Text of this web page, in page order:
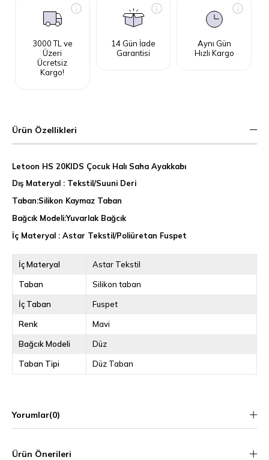
3000 TL ve
Üzeri
Ücretsiz
Kargo!
14 Gün İade
Garantisi
Aynı Gün
Hızlı Kargo
Ürün Özellikleri
Letoon HS 20KIDS Çocuk Halı Saha Ayakkabı
Dış Materyal : Tekstil/Suuni Deri
Taban:Silikon Kaymaz Taban
Bağcık Modeli:Yuvarlak Bağcık
İç Materyal : Astar Tekstil/Poliüretan Fuspet
İç Materyal Astar Tekstil
Taban Silikon taban
İç Taban Fuspet
Renk Mavi
Bağcık Modeli Düz
Taban Tipi Düz Taban
Yorumlar(0)
Ürün Önerileri